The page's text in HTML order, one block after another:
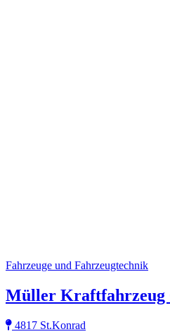
Fahrzeuge und Fahrzeugtechnik
Müller Kraftfahrzeug
4817 St.Konrad